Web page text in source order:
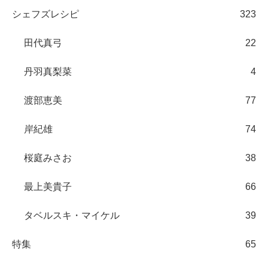
シェフズレシピ 323
田代真弓 22
丹羽真梨菜 4
渡部恵美 77
岸紀雄 74
桜庭みさお 38
最上美貴子 66
タベルスキ・マイケル 39
特集 65